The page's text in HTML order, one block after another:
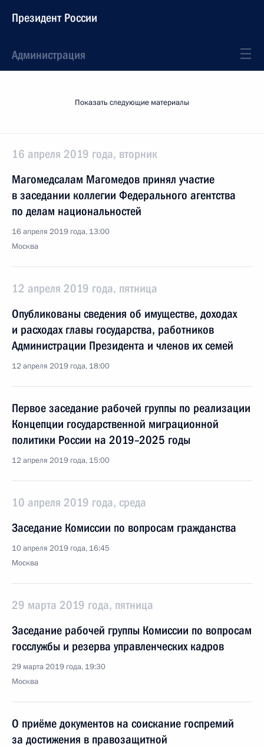
Президент России
Администрация
Показать следующие материалы
16 апреля 2019 года, вторник
Магомедсалам Магомедов принял участие
в заседании коллегии Федерального агентства
по делам национальностей
16 апреля 2019 года, 13:00
Москва
12 апреля 2019 года, пятница
Опубликованы сведения об имуществе, доходах
и расходах главы государства, работников
Администрации Президента и членов их семей
12 апреля 2019 года, 18:00
Первое заседание рабочей группы по реализации
Концепции государственной миграционной
политики России на 2019–2025 годы
12 апреля 2019 года, 15:00
10 апреля 2019 года, среда
Заседание Комиссии по вопросам гражданства
10 апреля 2019 года, 16:45
Москва
29 марта 2019 года, пятница
Заседание рабочей группы Комиссии по вопросам
госслужбы и резерва управленческих кадров
29 марта 2019 года, 19:30
Москва
О приёме документов на соискание госпремий
за достижения в правозащитной